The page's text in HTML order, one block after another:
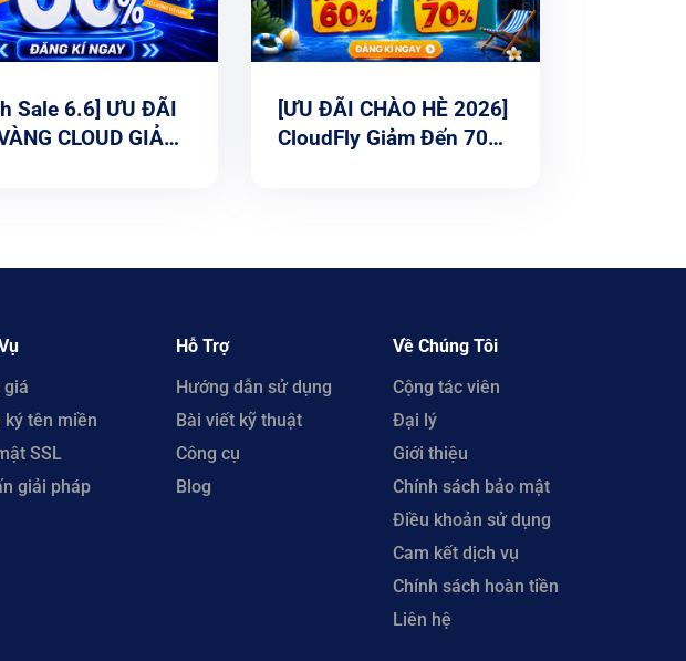
Sale 6.6] ƯU ĐÃI
CLOUD GIẢM
[ƯU ĐÃI CHÀO HÈ 2026]
CloudFly Giảm Đến 70%
giá
tên miền
SSL
giải pháp
Hỗ Trợ
Hướng dẫn sử dụng
Bài viết kỹ thuật
Công cụ
Blog
Về Chúng Tôi
Cộng tác viên
Đại lý
Giới thiệu
Chính sách bảo mật
Điều khoản sử dụng
Cam kết dịch vụ
Chính sách hoàn tiền
Liên hệ